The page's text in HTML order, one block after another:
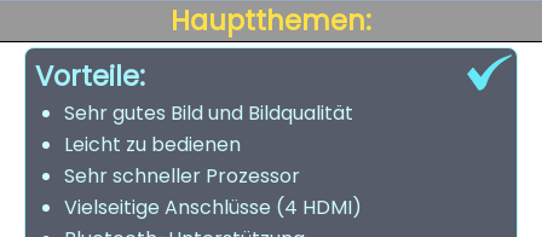
Hauptthemen:
Vorteile:
Sehr gutes Bild und Bildqualität
Leicht zu bedienen
Sehr schneller Prozessor
Vielseitige Anschlüsse (4 HDMI)